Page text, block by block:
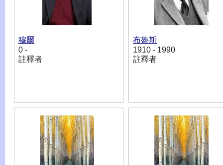
穆爾
0 -
註釋者
布魯斯
1910 - 1990
註釋者